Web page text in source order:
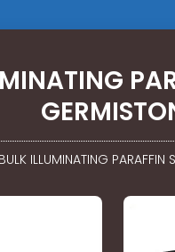
BULK ILLUMINATING PARAFFIN